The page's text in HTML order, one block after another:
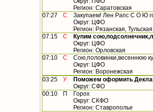
Регион: Саратовская
07:27
С
Закупаем! Лен Рапс С О Ю
Округ: ЦФО
Регион: Рязанская, Тульская
07:15
С
Купим
Округ: ЦФО
Регион: Орловская
07:10
С
Сою,половинки,весеннюю
Округ: ЦФО
Регион: Воронежская
03:25
У
Поможем оформить
Округ: СФО
00:10
П
Горох
Округ: СКФО
Регион: Ставрополье